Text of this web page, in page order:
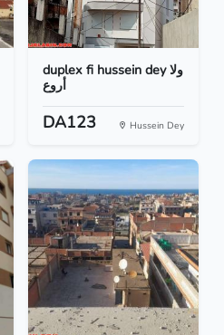
duplex fi hussein dey ولا
أروع
DA123 Hussein Dey